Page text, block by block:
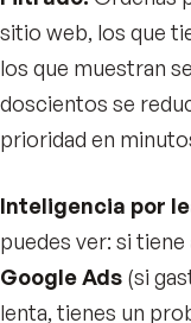
sitio web, los que
los que muestran
doscientos se
prioridad en
Inteligencia por
puedes ver: si tiene
Google Ads (si
lenta, tienes un